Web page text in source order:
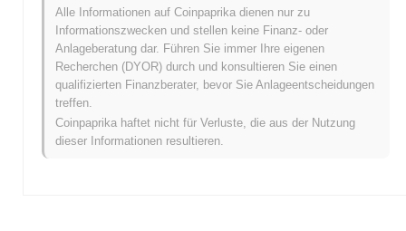
Moon wird derzeit~55.73%unter seinem ATH gehandelt .
Wie schneidet Moon im Vergleich zum breiteren
Kryptomarkt ab?
In den letzten 7 Tagen ist Moon um
damit den gesamten Kryptomarkt der einen Rückgang von
verzeichnete. Dies deutet auf eine starke Performance der
Preisentwicklung von MOON im Vergleich zur breiteren
Alle Informationen auf Coinpaprika dienen nur zu
Informationszwecken und stellen keine Finanz- oder
Anlageberatung dar. Führen Sie immer Ihre eigenen
Recherchen (DYOR) durch und konsultieren Sie einen
qualifizierten Finanzberater, bevor Sie Anlageentscheidungen
treffen.
Coinpaprika haftet nicht für Verluste, die aus der Nutzung
dieser Informationen resultieren.